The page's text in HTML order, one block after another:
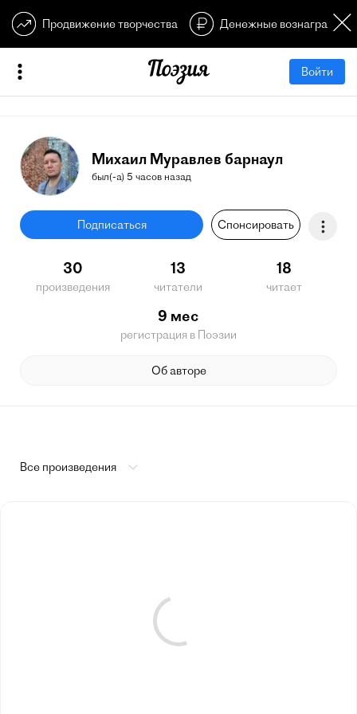
Продвижение творчества Денежные
Войти
Михаил Муравлев барнаул
был(-а) 5 часов назад
Подписаться Спонсировать
30
произведения
13
читатели
18
читает
9 мес
регистрация в Поэзии
Об авторе
Все произведения